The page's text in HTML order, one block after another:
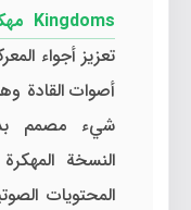
Kingdoms مهكرة 2026
تعزيز أجواء
أصوات القادة
شيء مصمم
النسخة
المحتويات